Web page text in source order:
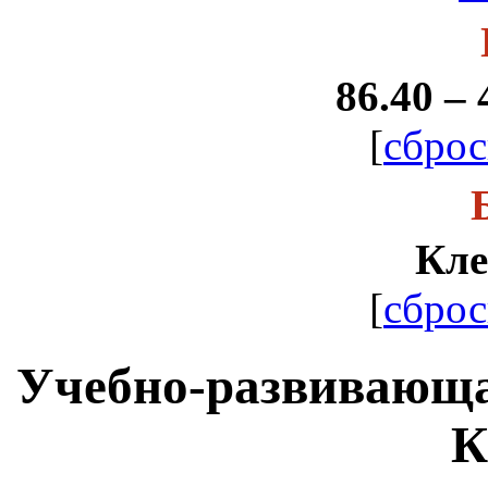
86.40 –
[
[
Учебно-